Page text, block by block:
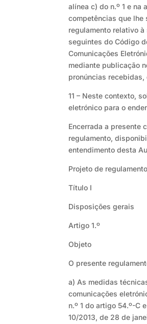
alínea c) do n.º 1 e na
competências que lhe
regulamento relativo
seguintes do Código
Comunicações
mediante publicação
pronúncias recebidas,
11 – Neste contexto,
eletrónico para o
Encerrada a presente
regulamento,
entendimento desta
Projeto de
Título I
Disposições gerais
Artigo 1.º
Objeto
O presente
a) As medidas
comunicações
n.º 1 do artigo 54.º-C
10/2013, de 28 de